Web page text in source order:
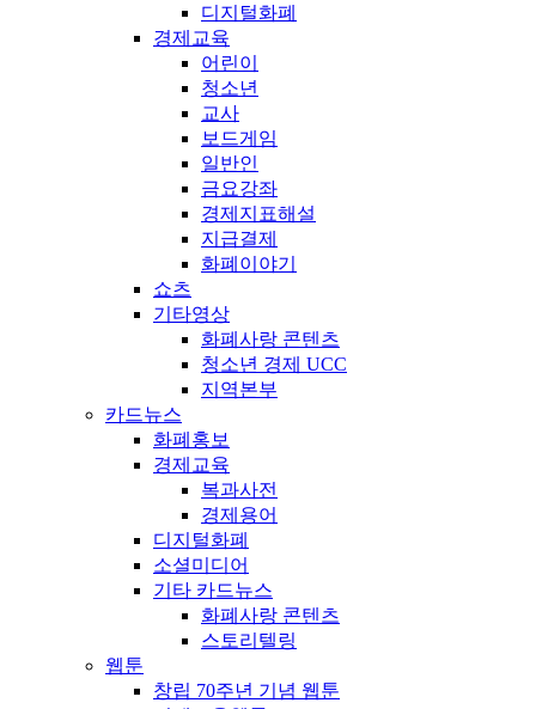
디지털화폐
경제교육
어린이
청소년
교사
보드게임
일반인
금요강좌
경제지표해설
지급결제
화폐이야기
쇼츠
기타영상
화폐사랑 콘텐츠
청소년 경제 UCC
지역본부
카드뉴스
화폐홍보
경제교육
복과사전
경제용어
디지털화폐
소셜미디어
기타 카드뉴스
화폐사랑 콘텐츠
스토리텔링
웹툰
창립 70주년 기념 웹툰